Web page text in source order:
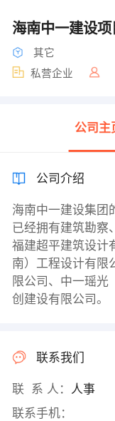
海南中一建设
其它
私营企业
公司主
公司介绍
海南中一建设集团
已经拥有建筑勘察
福建超平建筑设计
南）工程设计有限
限公司、中一瑶光
创建设有限公司。
联系我们
联 系 人： 人事
联系手机：